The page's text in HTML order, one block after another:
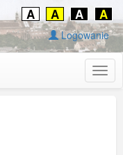
A A A A
Logowanie